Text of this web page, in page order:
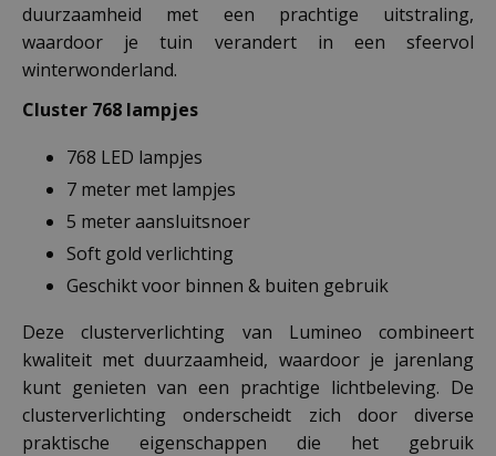
duurzaamheid met een prachtige uitstraling,
waardoor je tuin verandert in een sfeervol
winterwonderland.
Cluster 768 lampjes
768 LED lampjes
7 meter met lampjes
5 meter aansluitsnoer
Soft gold verlichting
Geschikt voor binnen & buiten gebruik
Deze clusterverlichting van Lumineo combineert
kwaliteit met duurzaamheid, waardoor je jarenlang
kunt genieten van een prachtige lichtbeleving. De
clusterverlichting onderscheidt zich door diverse
praktische eigenschappen die het gebruik